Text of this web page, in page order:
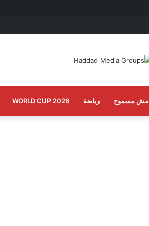
مش مسموح رياضة WORLD CUP 2026